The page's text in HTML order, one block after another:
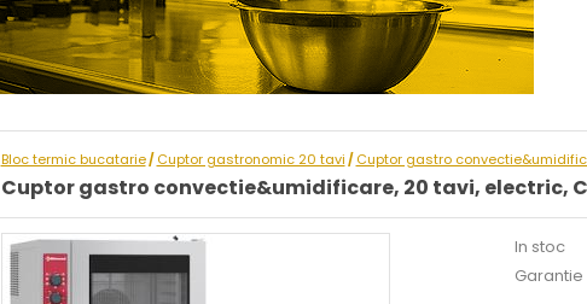
Bloc termic bucatarie/ Cuptor gastronomic 20 tavi / Cuptor gastro
Cuptor gastro convectie&umidificare, 20 tavi, electric,
In stoc
Garantie